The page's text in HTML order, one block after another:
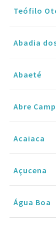
Teófilo
Abadia
Abaeté
Abre
Acaiaca
Açucena
Água Boa